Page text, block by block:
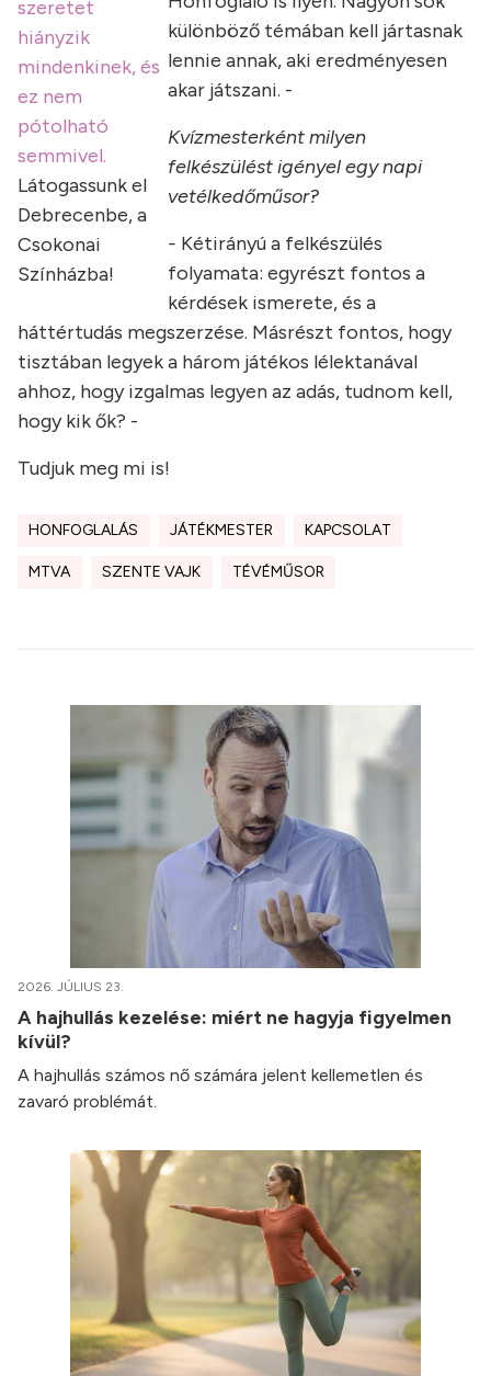
szeretet
hiányzik
mindenkinek, és
ez nem
pótolható
semmivel.
Látogassunk el
Debrecenbe, a
Csokonai
Színházba!
különböző témában kell jártasnak
lennie annak, aki eredményesen
akar játszani. -
Kvízmesterként milyen
felkészülést igényel egy napi
vetélkedőműsor?
- Kétirányú a felkészülés
folyamata: egyrészt fontos a
kérdések ismerete, és a
háttértudás megszerzése. Másrészt fontos, hogy
tisztában legyek a három játékos lélektanával
ahhoz, hogy izgalmas legyen az adás, tudnom kell,
hogy kik ők? -
Tudjuk meg mi is!
HONFOGLALÁS JÁTÉKMESTER KAPCSOLAT
MTVA SZENTE VAJK TÉVÉMŰSOR
2026. JÚLIUS 23.
A hajhullás kezelése: miért ne hagyja figyelmen
kívül?
A hajhullás számos nő számára jelent kellemetlen és
zavaró problémát.